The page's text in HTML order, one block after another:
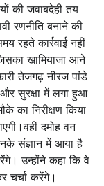
की जवाबदेही तय
रणनीति बनाने की
रहते कार्रवाई नहीं
खामियाजा आने
तेजगढ़ नीरज पांडे
सुरक्षा में लगा हुआ
का निरीक्षण किया
दमोह वन
संज्ञान में आया है
उन्होंने कहा कि वे
चर्चा करेंगे।